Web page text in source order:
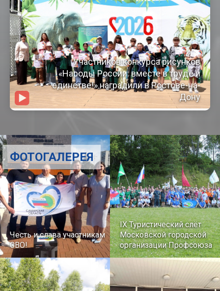
Участников конкурса рисунков
«Народы России: вместе в труде и
единстве!» наградили в Ростове-на-
Дону
Честь и слава участникам
СВО!
IX Туристический слёт
Московской городской
организации Профсоюза
ФОТОГАЛЕРЕЯ